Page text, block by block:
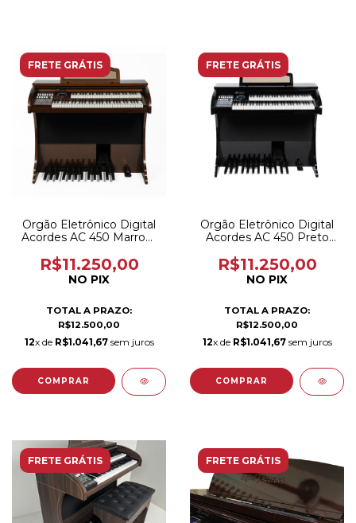
FRETE GRÁTIS
Orgão Eletrônico Digital
Acordes AC 450 Marrom
R$11.250,00
NO PIX
TOTAL A PRAZO:
R$12.500,00
12x de R$1.041,67sem juros
FRETE GRÁTIS
Orgão Eletrônico Digital
Acordes AC 450 Preto
R$11.250,00
NO PIX
TOTAL A PRAZO:
R$12.500,00
12x de R$1.041,67sem juros
FRETE GRÁTIS FRETE GRÁTIS